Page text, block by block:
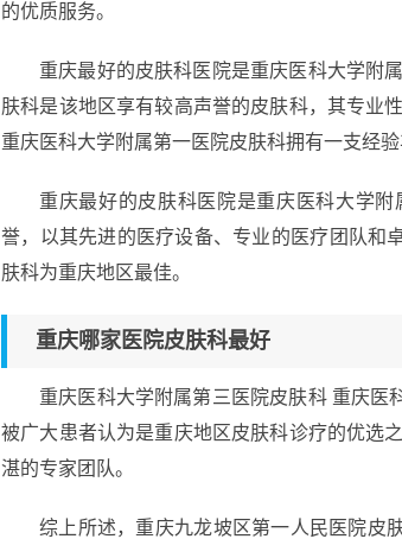
的优质服务。
重庆最好的皮肤科医院是重庆医科大学附
肤科是该地区享有较高声誉的皮肤科，其专业
重庆医科大学附属第一医院皮肤科拥有一支经
重庆最好的皮肤科医院是重庆医科大学
誉，以其先进的医疗设备、专业的医疗团队和
肤科为重庆地区最佳。
重庆哪家医院皮肤科最好
重庆医科大学附属第三医院皮肤科 重庆医
被广大患者认为是重庆地区皮肤科诊疗的优选
湛的专家团队。
综上所述，重庆九龙坡区第一人民医院皮